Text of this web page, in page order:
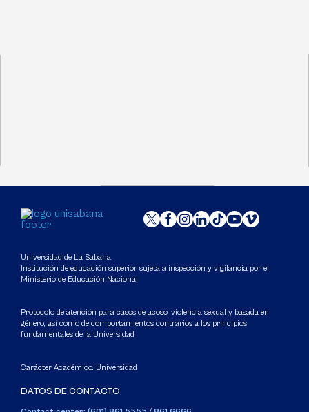
Universidad de La Sabana
Institución de educación superior sujeta a inspección y vigilancia por el
Ministerio de Educación Nacional
Protocolo de atención para casos de acoso, violencia sexual y basada en
género, así como de comportamientos contrarios a los principios
fundamentales de la Universidad
Carácter Académico: Universidad
DATOS DE CONTACTO